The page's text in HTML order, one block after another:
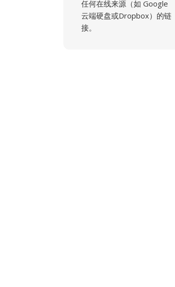
任何在线来源（如 Google
云端硬盘或Dropbox）的链
接。